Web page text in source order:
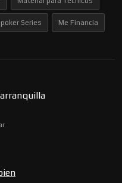
Series Me Financia